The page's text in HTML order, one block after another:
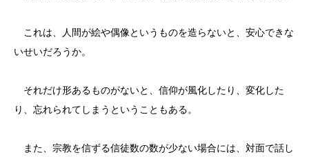
これは、人間が絵や偶像というものを造らないと、安心できな
いせいだろうか。
それだけ形あるものがないと、信仰が風化したり、変化した
り、忘れられてしまうということもある。
また、宗教を信ずる信徒数の数が少ない場合には、対面で話し